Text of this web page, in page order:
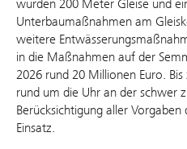
wurden 200 Meter Gleise und
Unterbaumaßnahmen am
weitere
in die Maßnahmen auf der
2026 rund 20 Millionen Euro.
rund um die Uhr an der schwer
Berücksichtigung aller
Einsatz.